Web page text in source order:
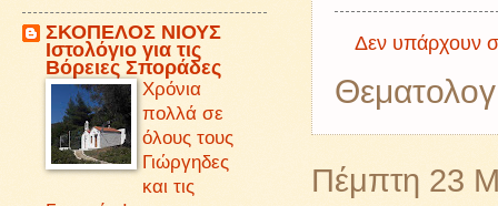
Δεν υπάρχουν
Πέμπτη 23
ΣΚΟΠΕΛΟΣ ΝΙΟΥΣ
Iστολόγιο για τις
Βόρειες Σποράδες
Χρόνια
πολλά σε
όλους τους
Γιώργηδες
και τις